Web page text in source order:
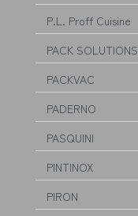
P.L. Proff Cuisine
PACK SOLUTIONS
PACKVAC
PADERNO
PASQUINI
PINTINOX
PIRON